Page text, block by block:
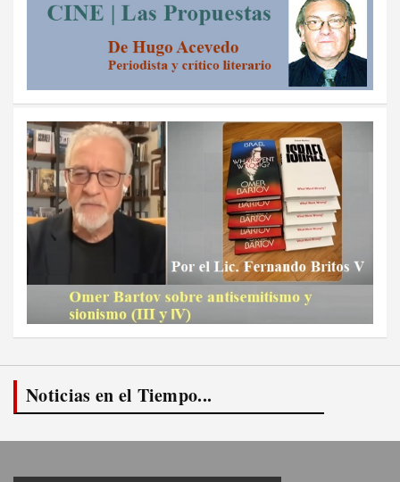
Noticias en el Tiempo...